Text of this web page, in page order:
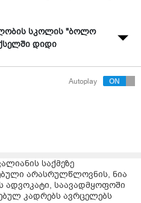
სკოლის "ბოლო
დიდი
რაც მინახავს,
როგორ დაიტია ამ
ვუყურებ და
ზარის" ნომერია, რაც
Autoplay
საქმეზე
არასრულწლოვნის, ნია
ადვოკატი, საავადმყოფოში
კადრებს ავრცელებს